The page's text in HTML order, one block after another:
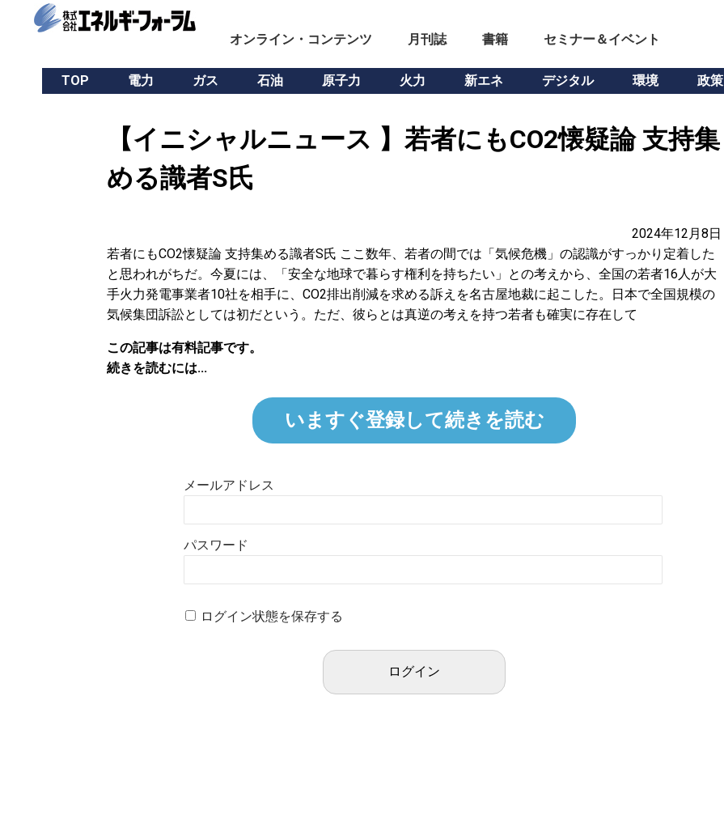
オンライン・コンテンツ 月刊誌 書籍 セミナー＆イベント
TOP 電力 ガス 石油 原子力 火力 新エネ デジタル 環境 政策
【イニシャルニュース 】若者にもCO2懐疑論 支持集
める識者S氏
2024年12月8日
若者にもCO2懐疑論 支持集める識者S氏 ここ数年、若者の間では「気候危機」の認識がすっかり定着した
と思われがちだ。今夏には、「安全な地球で暮らす権利を持ちたい」との考えから、全国の若者16人が大
手火力発電事業者10社を相手に、CO2排出削減を求める訴えを名古屋地裁に起こした。日本で全国規模の
気候集団訴訟としては初だという。ただ、彼らとは真逆の考えを持つ若者も確実に存在して
この記事は有料記事です。
続きを読むには...
いますぐ登録して続きを読む
メールアドレス
パスワード
ログイン状態を保存する